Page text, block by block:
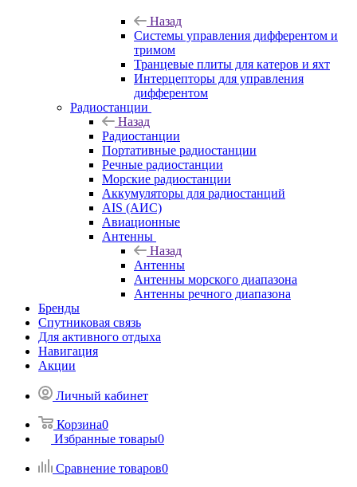
Назад
Системы управления дифферентом и
тримом
Транцевые плиты для катеров и яхт
Интерцепторы для управления
дифферентом
Радиостанции
Назад
Радиостанции
Портативные радиостанции
Речные радиостанции
Морские радиостанции
Аккумуляторы для радиостанций
AIS (АИС)
Авиационные
Антенны
Назад
Антенны
Антенны морского диапазона
Антенны речного диапазона
Бренды
Спутниковая связь
Для активного отдыха
Навигация
Акции
Личный кабинет
Корзина0
Избранные товары0
Сравнение товаров0